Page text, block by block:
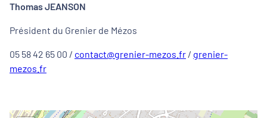
Thomas JEANSON
Président du Grenier de Mézos
05 58 42 65 00 / contact@grenier-mezos.fr / grenier-
mezos.fr